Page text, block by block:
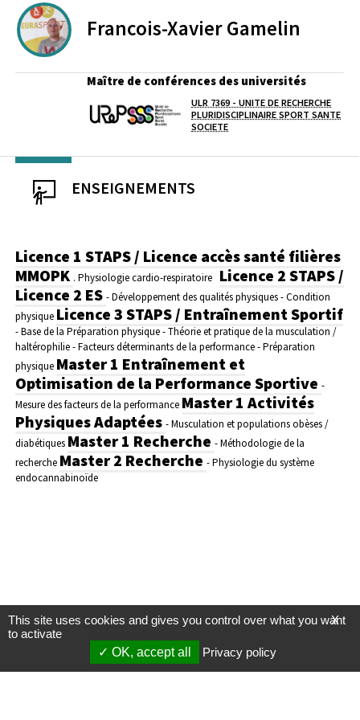
Francois-XavierGamelin
Maître de conférences des universités
Laboratoire / équipe
ULR 7369 - UNITE DE RECHERCHE
PLURIDISCIPLINAIRE SPORT SANTE
SOCIETE
ENSEIGNEMENTS
Licence 1 STAPS / Licence accès santé filières
MMOPK . Physiologie cardio-respiratoire Licence 2 STAPS /
Licence 2 ES - Développement des qualités physiques- Condition
physique Licence 3 STAPS / Entraînement Sportif
- Base de la Préparation physique- Théorie et pratique de la musculation /
haltérophilie- Facteurs déterminants de la performance- Préparation
physique Master 1 Entraînement et
Optimisation de la Performance Sportive -
Mesure des facteurs de la performance Master 1 Activités
Physiques Adaptées - Musculation et populations obèses /
diabétiques Master 1 Recherche - Méthodologie de la
recherche Master 2 Recherche - Physiologie du système
endocannabinoïde
X
This site uses cookies and gives you control over what you want
to activate
OK, accept all
Privacy policy